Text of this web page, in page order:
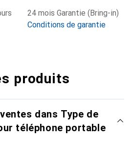
24 mois Garantie (Bring-in)
Conditions de garantie
produits
dans Type de
téléphone portable